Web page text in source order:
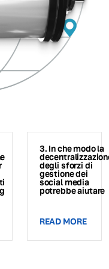
3. In che modo la
degli sforzi di
gestione dei
social media
potrebbe aiutare
READ MORE